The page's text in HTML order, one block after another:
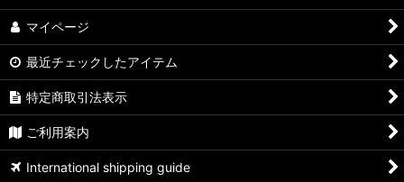
マイページ
最近チェックしたアイテム
特定商取引法表示
ご利用案内
International shipping guide